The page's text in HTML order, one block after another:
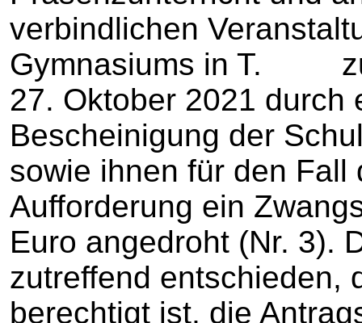
verbindlichen
Gymnasiums in T. zu
27. Oktober 2021 durch
Bescheinigung der
sowie ihnen für den
Aufforderung ein
Euro angedroht (Nr. 3).
zutreffend entschieden,
berechtigt ist, die